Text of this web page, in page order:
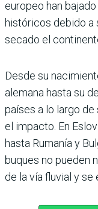
europeo han
históricos debido a
secado el
Desde su
alemana hasta su
países a lo largo
el impacto. En
hasta Rumanía y
buques no pueden
de la vía fluvial y se